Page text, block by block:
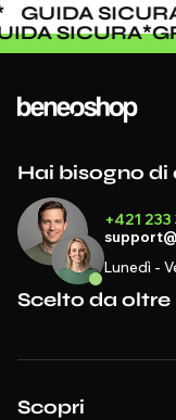
GUIDA
SICURA*
Hai bisogno di
+421
Lunedì -
Scelto da
Scopri